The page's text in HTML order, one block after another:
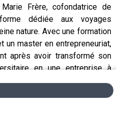
Frère, cofondatrice de
dédiée aux voyages
nature. Avec une formation
master en entrepreneuriat,
après avoir transformé son
en une entreprise à
et l'aventure l'a poussée à